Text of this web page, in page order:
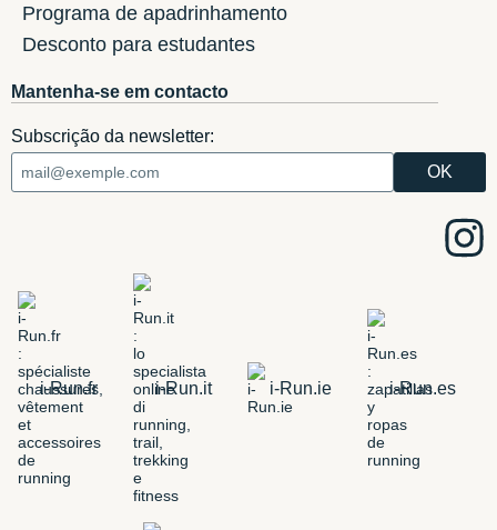
Programa de apadrinhamento
Desconto para estudantes
Mantenha-se em contacto
Subscrição da newsletter:
i-Run.fr i-Run.it i-Run.ie i-Run.es